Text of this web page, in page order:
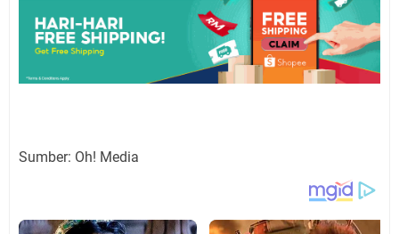
Sumber: Oh! Media